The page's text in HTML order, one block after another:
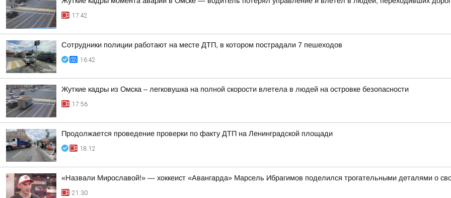
17:42
Сотрудники полиции работают на месте ДТП, в котором пострадали 7 пешеходов
16:42
Жуткие кадры из Омска – легковушка на полной скорости влетела в людей на островке безопасности
17:56
Продолжается проведение проверки по факту ДТП на Ленинградской площади
18:12
«Назвали Мирославой!» — хоккеист «Авангарда» Марсель Ибрагимов поделился трогательными деталями о
21:30